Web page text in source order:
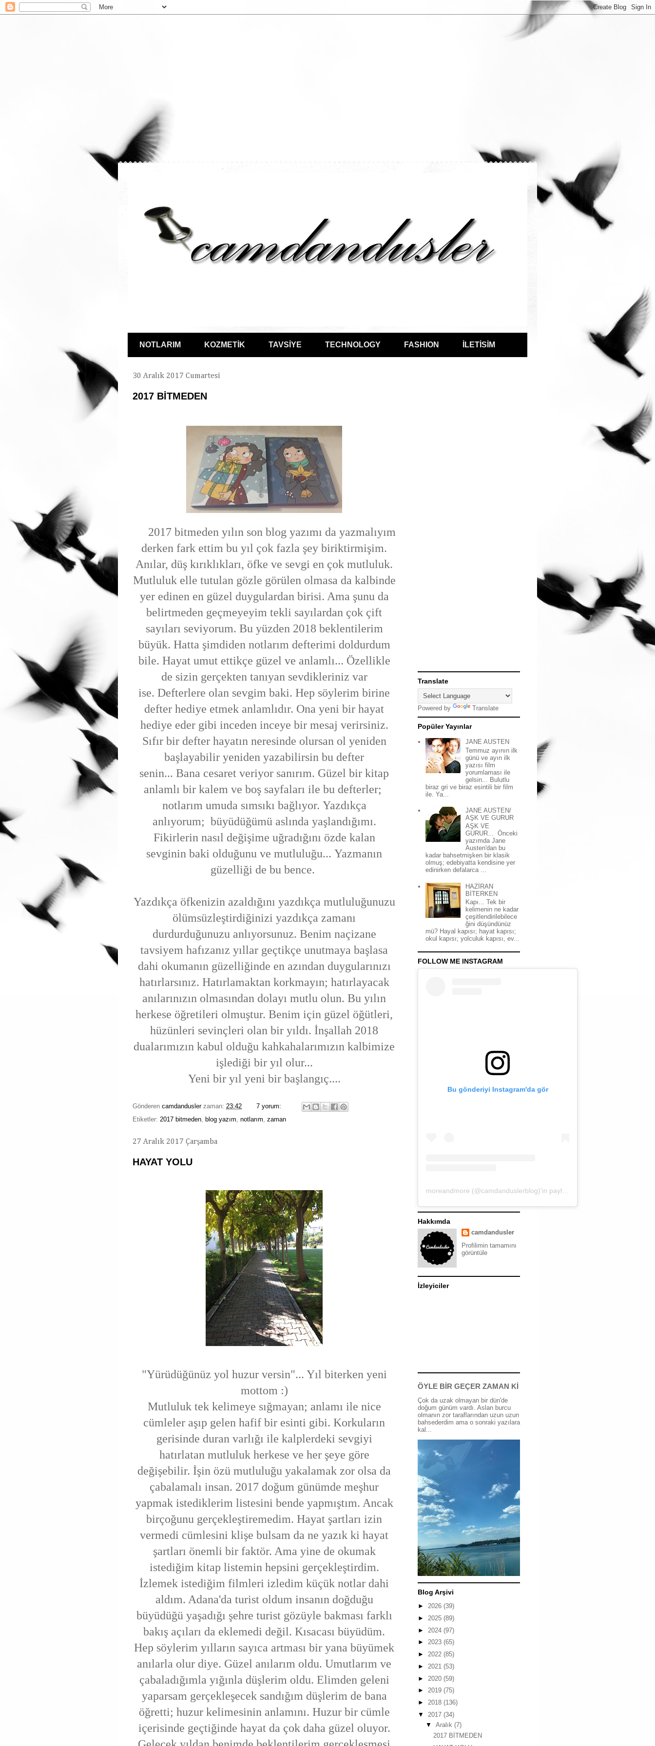
NOTLARIM KOZMETİK TAVSİYE TECHNOLOGY FASHION İLETİSİM
30 Aralık 2017 Cumartesi
2017 BİTMEDEN
2017 bitmeden yılın son blog yazımı da yazmalıyım
derken fark ettim bu yıl çok fazla şey biriktirmişim.
Anılar, düş kırıklıkları, öfke ve sevgi en çok mutluluk.
Mutluluk elle tutulan gözle görülen olmasa da kalbinde
yer edinen en güzel duygulardan birisi. Ama şunu da
belirtmeden geçmeyeyim tekli sayılardan çok çift
sayıları seviyorum. Bu yüzden 2018 beklentilerim
büyük. Hatta şimdiden notlarım defterimi doldurdum
bile. Hayat umut ettikçe güzel ve anlamlı... Özellikle
de sizin gerçekten tanıyan sevdikleriniz var
ise. Defterlere olan sevgim baki. Hep söylerim birine
defter hediye etmek anlamlıdır. Ona yeni bir hayat
hediye eder gibi inceden inceye bir mesaj verirsiniz.
Sıfır bir defter hayatın neresinde olursan ol yeniden
başlayabilir yeniden yazabilirsin bu defter
senin... Bana cesaret veriyor sanırım. Güzel bir kitap
anlamlı bir kalem ve boş sayfaları ile bu defterler;
notlarım umuda sımsıkı bağlıyor. Yazdıkça
anlıyorum; büyüdüğümü aslında yaşlandığımı.
Fikirlerin nasıl değişime uğradığını özde kalan
sevginin baki olduğunu ve mutluluğu... Yazmanın
güzelliği de bu bence.
Yazdıkça öfkenizin azaldığını yazdıkça mutluluğunuzu
ölümsüzleştirdiğinizi yazdıkça zamanı
durdurduğunuzu anlıyorsunuz. Benim naçizane
tavsiyem hafızanız yıllar geçtikçe unutmaya başlasa
dahi okumanın güzelliğinde en azından duygularınızı
hatırlarsınız. Hatırlamaktan korkmayın; hatırlayacak
anılarınızın olmasından dolayı mutlu olun. Bu yılın
herkese öğretileri olmuştur. Benim için güzel öğütleri,
hüzünleri sevinçleri olan bir yıldı. İnşallah 2018
dualarımızın kabul olduğu kahkahalarımızın kalbimize
işlediği bir yıl olur...
Yeni bir yıl yeni bir başlangıç....
Gönderen camdandusler zaman: 23:42
7 yorum:
Etiketler: 2017 bitmeden, blog yazım, notlarım, zaman
27 Aralık 2017 Çarşamba
HAYAT YOLU
"Yürüdüğünüz yol huzur versin"... Yıl biterken yeni
mottom :)
Mutluluk tek kelimeye sığmayan; anlamı ile nice
cümleler aşıp gelen hafif bir esinti gibi. Korkuların
gerisinde duran varlığı ile kalplerdeki sevgiyi
hatırlatan mutluluk herkese ve her şeye göre
değişebilir. İşin özü mutluluğu yakalamak zor olsa da
çabalamalı insan. 2017 doğum günümde meşhur
yapmak istediklerim listesini bende yapmıştım. Ancak
birçoğunu gerçekleştiremedim. Hayat şartları izin
vermedi cümlesini klişe bulsam da ne yazık ki hayat
şartları önemli bir faktör. Ama yine de okumak
istediğim kitap listemin hepsini gerçekleştirdim.
İzlemek istediğim filmleri izledim küçük notlar dahi
aldım. Adana'da turist oldum insanın doğduğu
büyüdüğü yaşadığı şehre turist gözüyle bakması farklı
bakış açıları da eklemedi değil. Kısacası büyüdüm.
Hep söylerim yılların sayıca artması bir yana büyümek
anılarla olur diye. Güzel anılarım oldu. Umutlarım ve
çabaladığımla yığınla düşlerim oldu. Elimden geleni
yaparsam gerçekleşecek sandığım düşlerim de bana
öğretti; huzur kelimesinin anlamını. Huzur bir cümle
içerisinde geçtiğinde hayat da çok daha güzel oluyor.
Translate
Powered by Translate
Popüler Yayınlar
JANE AUSTEN
Temmuz ayının ilk
günü ve ayın ilk
yazısı film
yorumlaması ile
gelsin... Bulutlu
biraz gri ve biraz esintili bir film
ile. Ya...
JANE AUSTEN/
AŞK VE GURUR
AŞK VE
GURUR... Önceki
yazımda Jane
Austen'dan bu
kadar bahsetmişken bir klasik
olmuş; edebiyatta kendisine yer
edinirken defalarca ...
HAZİRAN
BİTERKEN
Kapı... Tek bir
kelimenin ne kadar
çeşitlendirilebilece
ğini düşündünüz
mü? Hayal kapısı; hayat kapısı;
okul kapısı; yolculuk kapısı, ev...
FOLLOW ME INSTAGRAM
Bu gönderiyi Instagram'da gör
Hakkımda
camdandusler
Profilimin tamamını
görüntüle
İzleyiciler
ÖYLE BİR GEÇER ZAMAN Kİ
Çok da uzak olmayan bir dün'de
doğum günüm vardı. Aslan burcu
olmanın zor taraflarından uzun uzun
bahsederdim ama o sonraki yazılara
kal...
Blog Arşivi
► 2026 (39)
► 2025 (89)
► 2024 (97)
► 2023 (65)
► 2022 (85)
► 2021 (53)
► 2020 (59)
► 2019 (75)
► 2018 (136)
▼ 2017 (34)
▼ Aralık (7)
2017 BİTMEDEN